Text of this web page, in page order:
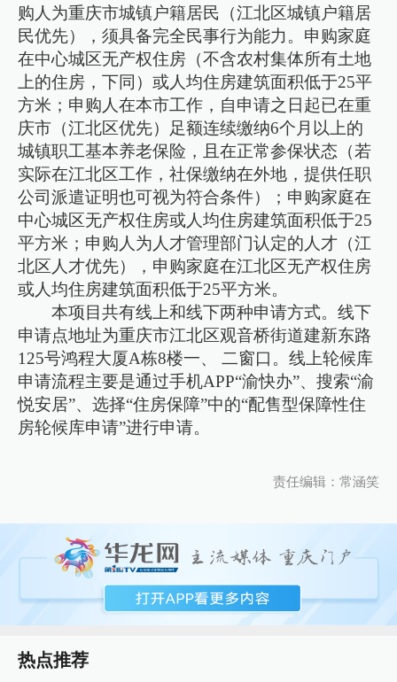
购人为重庆市城镇户籍居民（江北区城镇户籍居
民优先），须具备完全民事行为能力。申购家庭
在中心城区无产权住房（不含农村集体所有土地
上的住房，下同）或人均住房建筑面积低于25平
方米；申购人在本市工作，自申请之日起已在重
庆市（江北区优先）足额连续缴纳6个月以上的
城镇职工基本养老保险，且在正常参保状态（若
实际在江北区工作，社保缴纳在外地，提供任职
公司派遣证明也可视为符合条件）；申购家庭在
中心城区无产权住房或人均住房建筑面积低于25
平方米；申购人为人才管理部门认定的人才（江
北区人才优先），申购家庭在江北区无产权住房
或人均住房建筑面积低于25平方米。
本项目共有线上和线下两种申请方式。线下
申请点地址为重庆市江北区观音桥街道建新东路
125号鸿程大厦A栋8楼一、 二窗口。线上轮候库
申请流程主要是通过手机APP“渝快办”、搜索“渝
悦安居”、选择“住房保障”中的“配售型保障性住
房轮候库申请”进行申请。
责任编辑：常涵笑
热点推荐